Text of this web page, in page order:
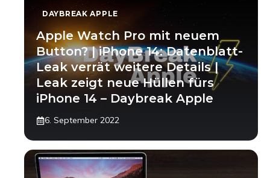
DAYBREAK APPLE
Apple Watch Pro mit neuem
Button? | iPhone 14: Datenblatt-
Leak verrät weitere Details |
Leak zeigt neue Hüllen fürs
iPhone 14 – Daybreak Apple
6. September 2022